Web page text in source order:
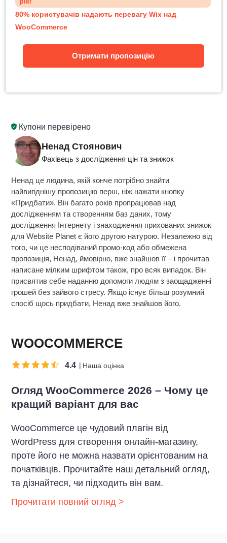
Купони перевірено
Ненад Стоянович
Фахівець з дослідження цін та знижок
Ненад це людина, якій конче потрібно знайти
найвигіднішу пропозицію перш, ніж нажати кнопку
«Придбати». Він багато років пропрацював над
дослідженням та створенням баз даних, тому
дослідження Інтернету і знаходження прихованих знижок
для Website Planet є його другою натурою. Незалежно від
того, чи це несподіваний промо-код або обмежена
пропозиція, Ненад, ймовірно, вже знайшов її – і прочитав
написане мілким шрифтом також, про всяк випадок. Він
присвятив себе наданню допомоги людям з заощадженні
грошей без зайвого стресу. Якщо існує більш розумний
спосіб щось придбати, Ненад вже знайшов його.
80% користувачів надають перевагу Wix над
WooCommerce
Отримати пропозицію
WOOCOMMERCE
4.4 Наша оцінка
Огляд WooCommerce 2026 – Чому це
кращий варіант для вас
WooCommerce це чудовий плагін від
WordPress для створення онлайн-магазину,
проте його не можна назвати орієнтованим на
початківців. Прочитайте наш детальний огляд,
та дізнайтеся, чи підходить він вам.
Прочитати повний огляд >